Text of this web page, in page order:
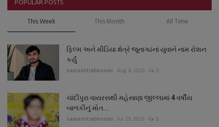
POPULAR POSTS
This Week This Month All Time
ફિલ્મ અને મીડિયા ક્ષેત્રે જૂનાગઢનાં યુવાને નામ રોશન
કર્યું
saurashtrabhoomi Aug 4, 2026 0
ચાંદીપુરા વાયરસથી મહેસાણા જીલ્લામાં 4 વર્ષીય
બાળકીનું મોત...
saurashtrabhoomi Jul 29, 2026 0